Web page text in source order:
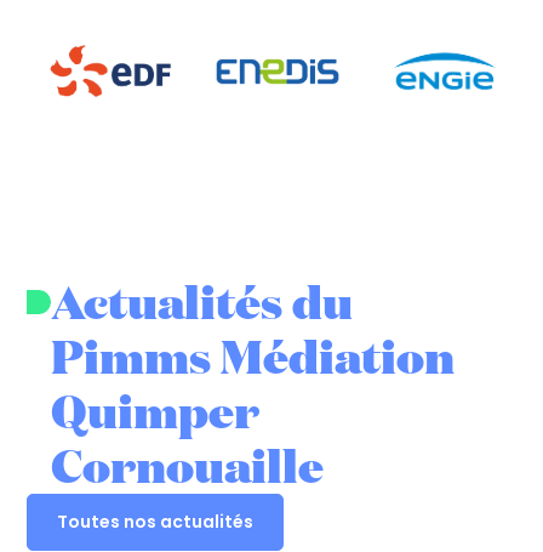
Actualités du
Pimms Médiation
Quimper
Cornouaille
Toutes nos actualités